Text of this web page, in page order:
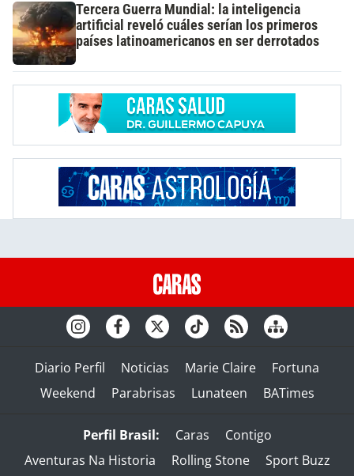
Tercera Guerra Mundial: la inteligencia
artificial reveló cuáles serían los primeros
países latinoamericanos en ser derrotados
Diario Perfil Noticias Marie Claire
Fortuna
Weekend
Parabrisas Lunateen BATimes
Perfil Brasil: Caras
Contigo
Aventuras Na Historia
Rolling Stone Sport Buzz